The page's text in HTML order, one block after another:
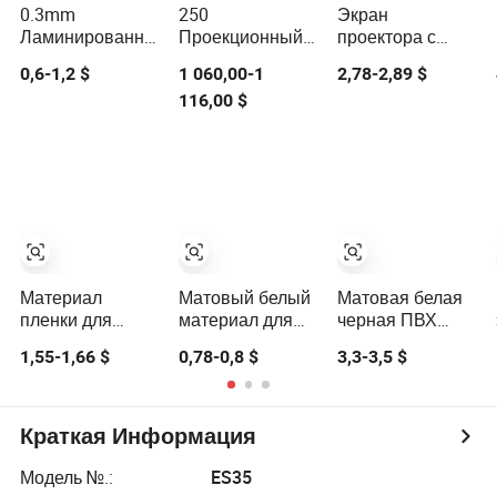
0.3mm
Ламинированная
проектора, ткань
0,6-1,2 $
Материал
пленки для
экрана Alr
1,55-1,66 $
250
Проекционный
драпировкой
для особых
1 060,00-1
116,00 $
Матовый белый
материал для
экрана из ПВХ
самостоятельного
изготовления
0,78-0,8 $
Экран
проектора с
рамой из серой
2,78-2,89 $
Матовая белая
черная ПВХ
проекционного
покрытия
3,3-3,5 $
Краткая Информация
Модель №.:
ES35